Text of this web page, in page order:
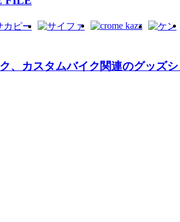
、カスタムバイク関連のグッズ